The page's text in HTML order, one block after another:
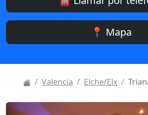
📍 Mapa
Valencia Elche/Elx